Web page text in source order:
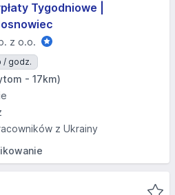
Tygodniowe |
z o.o.
/ godz.
- 17km)
z Ukrainy